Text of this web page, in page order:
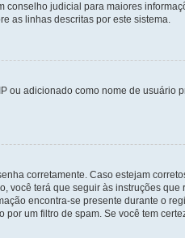
judicial para maiores
as linhas descritas por este sistema.
ou adicionado como nome de
corretamente. Caso estejam
você terá que seguir às instruções
encontra-se presente durante o
um filtro de spam. Se você tem